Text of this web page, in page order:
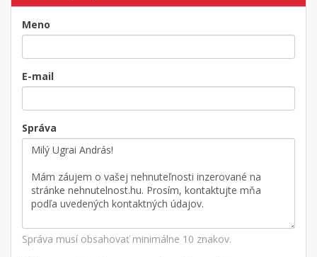
Meno
E-mail
Správa
Správa musí obsahovať minimálne 10 znakov.